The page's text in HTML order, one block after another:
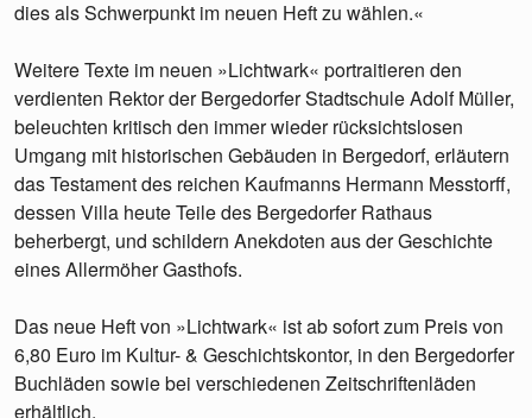
dies als Schwerpunkt im neuen Heft zu wählen.«
Weitere Texte im neuen »Lichtwark« portraitieren den
verdienten Rektor der Bergedorfer Stadtschule Adolf Müller,
beleuchten kritisch den immer wieder rücksichtslosen
Umgang mit historischen Gebäuden in Bergedorf, erläutern
das Testament des reichen Kaufmanns Hermann Messtorff,
dessen Villa heute Teile des Bergedorfer Rathaus
beherbergt, und schildern Anekdoten aus der Geschichte
eines Allermöher Gasthofs.
Das neue Heft von »Lichtwark« ist ab sofort zum Preis von
6,80 Euro im Kultur- & Geschichtskontor, in den Bergedorfer
Buchläden sowie bei verschiedenen Zeitschriftenläden
erhältlich.